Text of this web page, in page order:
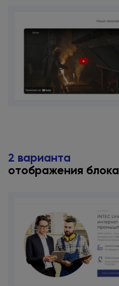
2 варианта
отображения блока